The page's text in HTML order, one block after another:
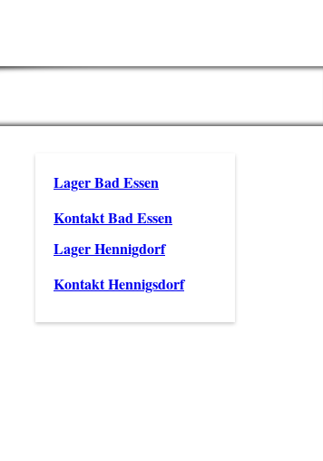
Lager Bad Essen
Kontakt Bad Essen
Lager Hennigdorf
Kontakt Hennigsdorf